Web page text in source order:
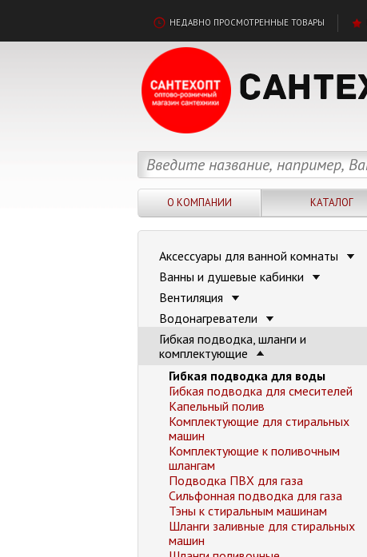
НЕДАВНО ПРОСМОТРЕННЫЕ ТОВАРЫ
О КОМПАНИИ КАТАЛОГ
Аксессуары для ванной комнаты
Ванны и душевые кабинки
Вентиляция
Водонагреватели
Гибкая подводка, шланги и
комплектующие
Гибкая подводка для воды
Гибкая подводка для смесителей
Капельный полив
Комплектующие для стиральных
машин
Комплектующие к поливочным
шлангам
Подводка ПВХ для газа
Сильфонная подводка для газа
Тэны к стиральным машинам
Шланги заливные для стиральных
машин